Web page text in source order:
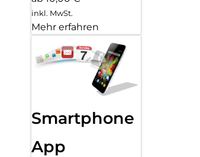
inkl. MwSt.
Mehr erfahren
Smartphone
App